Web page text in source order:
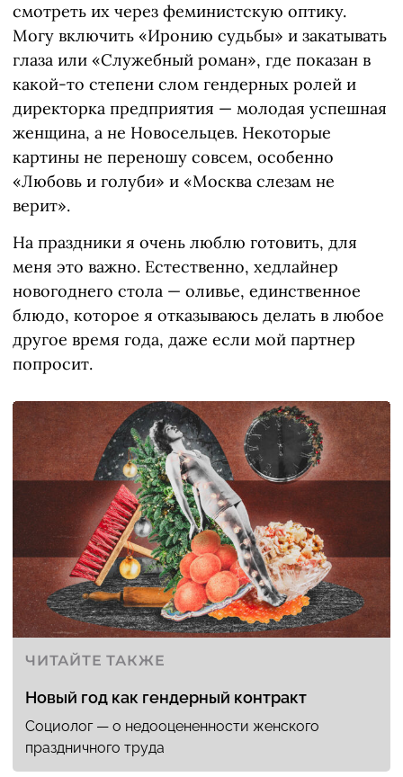
смотреть их через феминистскую оптику.
Могу включить «Иронию судьбы» и закатывать
глаза или «Служебный роман», где показан в
какой-то степени слом гендерных ролей и
директорка предприятия — молодая успешная
женщина, а не Новосельцев. Некоторые
картины не переношу совсем, особенно
«Любовь и голуби» и «Москва слезам не
верит».
На праздники я очень люблю готовить, для
меня это важно. Естественно, хедлайнер
новогоднего стола — оливье, единственное
блюдо, которое я отказываюсь делать в любое
другое время года, даже если мой партнер
попросит.
ЧИТАЙТЕ ТАКЖЕ
Новый год как гендерный контракт
Социолог — о недооцененности женского
праздничного труда